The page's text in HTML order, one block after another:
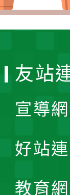
友站
宣導
好站
教育